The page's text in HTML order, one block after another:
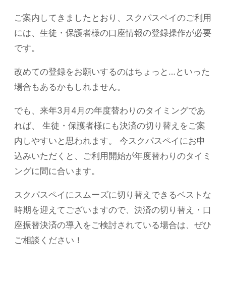
ご案内してきましたとおり、スクパスペイのご利用
には、生徒・保護者様の口座情報の登録操作が必要
です。
改めての登録をお願いするのはちょっと…といった
場合もあるかもしれません。
でも、来年3月4月の年度替わりのタイミングであ
れば、 生徒・保護者様にも決済の切り替えをご案
内しやすいと思われます。 今スクパスペイにお申
込みいただくと、ご利用開始が年度替わりのタイミ
ングに間に合います。
スクパスペイにスムーズに切り替えできるベストな
時期を迎えてございますので、決済の切り替え・口
座振替決済の導入をご検討されている場合は、ぜひ
ご相談ください！